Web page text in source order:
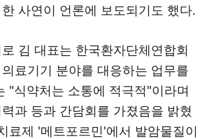
사연이 언론에 보도되기도 했다.
김 대표는 한국환자단체연합회
료기기 분야를 대응하는 업무를
"식약처는 소통에 적극적"이라며
과 등과 간담회를 가졌음을 밝혔
료제 '메트포르민'에서 발암물질이